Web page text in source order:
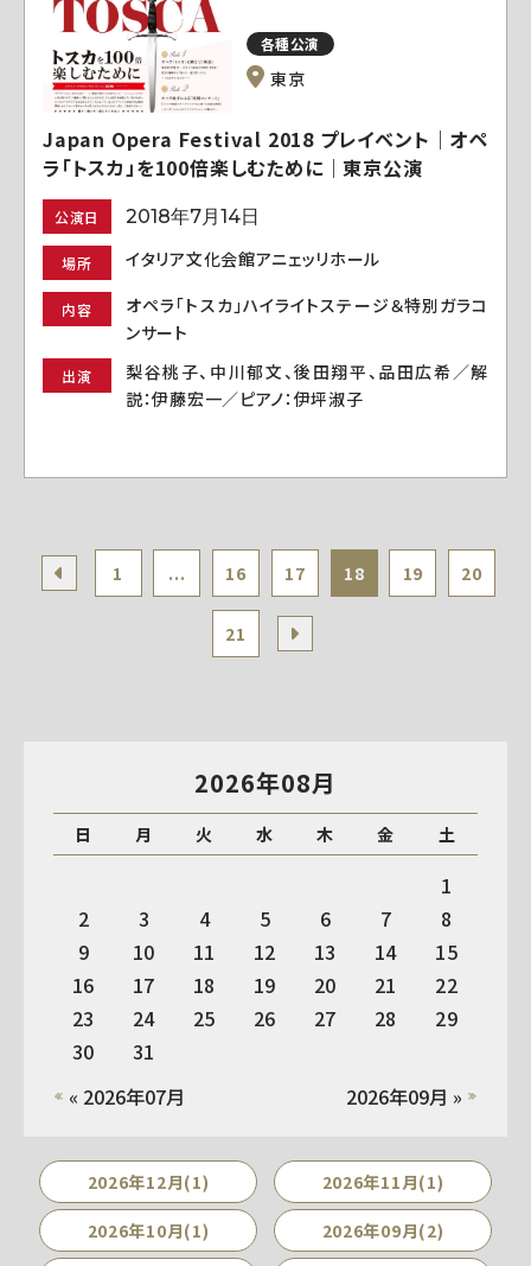
各種公演
東京
Japan Opera Festival 2018 プレイベント｜オペ
ラ「トスカ」を100倍楽しむために｜東京公演
公演日 2018年7月14日
場所 イタリア文化会館アニェッリホール
内容
オペラ「トスカ」ハイライトステージ＆特別ガラコ
ンサート
出演
梨谷桃子、中川郁文、後田翔平、品田広希／解
説：伊藤宏一／ピアノ：伊坪淑子
1 ... 16 17 18 19 20
21
2026年08月
日 月 火 水 木 金 土
« 2026年07月 2026年09月 »
1
2
3 4 5 6 7
8
9
10 11 12 13 14
15
16
17 18 19 20 21
22
23
24 25 26 27 28
29
30
31
2026年12月(1) 2026年11月(1)
2026年10月(1) 2026年09月(2)